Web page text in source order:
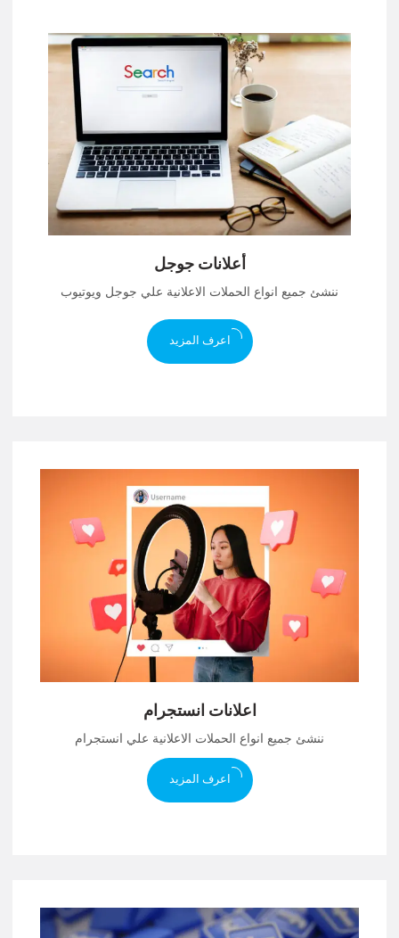
أعلانات جوجل
ننشئ جميع انواع الحملات الاعلانية علي جوجل ويوتيوب
اعرف المزيد
اعلانات انستجرام
ننشئ جميع انواع الحملات الاعلانية علي انستجرام
اعرف المزيد